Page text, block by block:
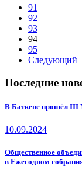
91
92
93
94
95
Следующий
Последние
В Баткене прошёл III
10.09.2024
Общественное
в Ежегодном